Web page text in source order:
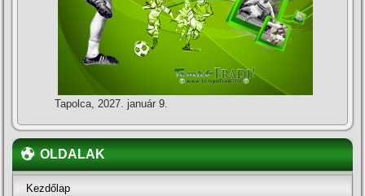
Tapolca, 2027. január 9.
OLDALAK
Kezdőlap